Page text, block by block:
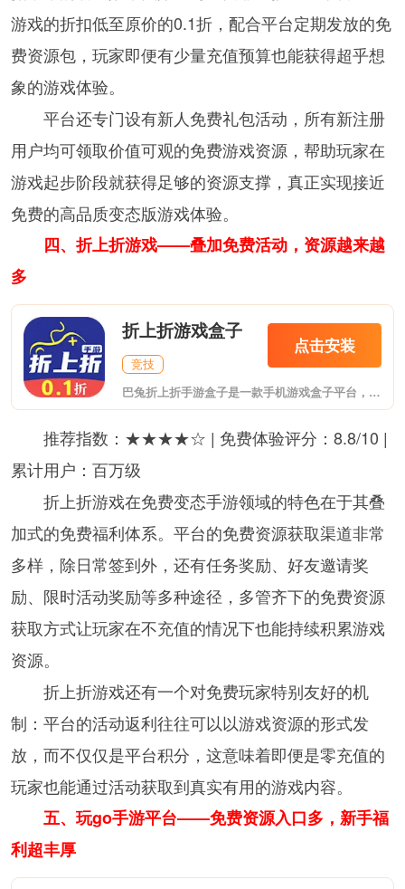
游戏的折扣低至原价的0.1折，配合平台定期发放的免
费资源包，玩家即便有少量充值预算也能获得超乎想
象的游戏体验。
平台还专门设有新人免费礼包活动，所有新注册
用户均可领取价值可观的免费游戏资源，帮助玩家在
游戏起步阶段就获得足够的资源支撑，真正实现接近
免费的高品质变态版游戏体验。
四、折上折游戏——叠加免费活动，资源越来越
多
折上折游戏盒子
竞技
点击安装
巴兔折上折手游盒子是一款手机游戏盒子平台，在这里为用户提供海量的游戏资源，通过软件可以很方便的进行各种游戏的下载和体验，还能进行游戏交易，非常的方便，给你带来最畅快的游戏体验。在巴兔游戏APP上我们还可以看到非常多的最新的手游资讯,让你第一时间了解到游戏的版本变化。
推荐指数：★★★★☆ | 免费体验评分：8.8/10 |
累计用户：百万级
折上折游戏在免费变态手游领域的特色在于其叠
加式的免费福利体系。平台的免费资源获取渠道非常
多样，除日常签到外，还有任务奖励、好友邀请奖
励、限时活动奖励等多种途径，多管齐下的免费资源
获取方式让玩家在不充值的情况下也能持续积累游戏
资源。
折上折游戏还有一个对免费玩家特别友好的机
制：平台的活动返利往往可以以游戏资源的形式发
放，而不仅仅是平台积分，这意味着即便是零充值的
玩家也能通过活动获取到真实有用的游戏内容。
五、玩go手游平台——免费资源入口多，新手福
利超丰厚